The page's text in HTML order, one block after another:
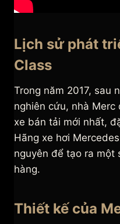
Lịch sử phát
Class
Trong năm 2017, sau
nghiên cứu, nhà
xe bán tải mới nhất,
Hãng xe hơi
nguyên để tạo ra một
hàng.
Thiết kế của